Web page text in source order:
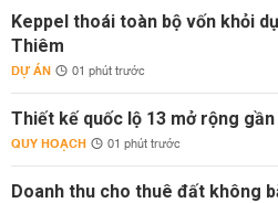
Keppel thoái toàn bộ vốn khỏi
Thiêm
DỰ ÁN 01 phút trước
Thiết kế quốc lộ 13 mở rộng
QUY HOẠCH 01 phút trước
Doanh thu cho thuê đất không